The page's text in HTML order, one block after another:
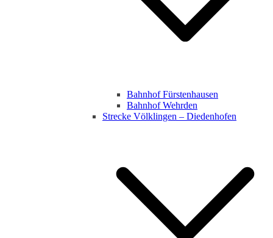
Bahnhof Fürstenhausen
Bahnhof Wehrden
Strecke Völklingen – Diedenhofen